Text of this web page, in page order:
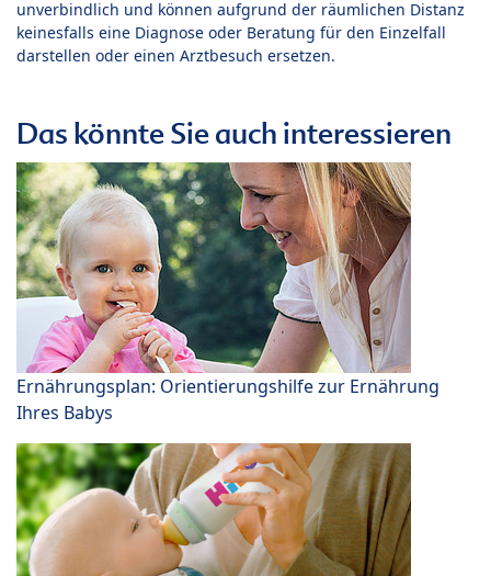
unverbindlich und können aufgrund der räumlichen Distanz
keinesfalls eine Diagnose oder Beratung für den Einzelfall
darstellen oder einen Arztbesuch ersetzen.
Das könnte Sie auch interessieren
Ernährungsplan: Orientierungshilfe zur Ernährung
Ihres Babys